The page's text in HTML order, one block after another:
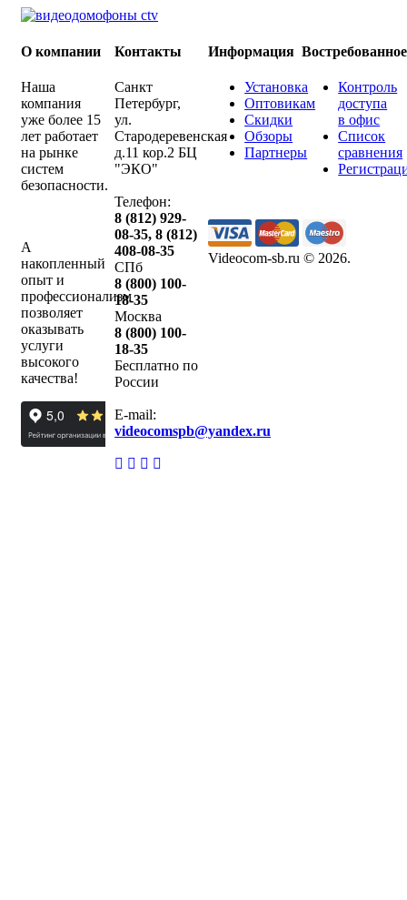
О компании
Наша
компания
уже более 15
лет работает
на рынке
систем
безопасности.
А
накопленный
опыт и
профессионализм
позволяет
оказывать
услуги
высокого
качества!
Контакты
Санкт
Петербург,
ул.
Стародеревенская
д.11 кор.2 БЦ
"ЭКО"
Телефон:
8 (812) 929-
08-35,8 (812)
408-08-35
СПб
8 (800) 100-
18-35
Москва
8 (800) 100-
18-35
Бесплатно по
России
E-mail:
videocomspb@yandex.ru
Информация
Установка
Оптовикам
Скидки
Обзоры
Партнеры
Востребованное
Контроль
доступа
в офис
Список
сравнения
Videocom-sb.ru © 2026.